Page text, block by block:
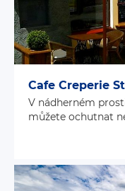
Cafe Creperie
V nádherném
můžete ochutnat